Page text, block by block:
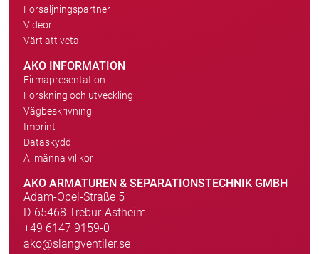
Försäljningspartner
Videor
Värt att veta
AKO INFORMATION
Firmapresentation
Forskning och utveckling
Vägbeskrivning
Imprint
Dataskydd
Allmänna villkor
AKO ARMATUREN & SEPARATIONSTECHNIK GMBH
Adam-Opel-Straße 5
D-65468 Trebur-Astheim
+49 6147 9159-0
ako@slangventiler.se